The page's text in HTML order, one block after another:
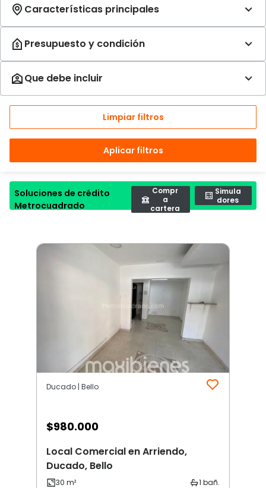
Limpiar filtros
Aplicar filtros
Soluciones de crédito
Metrocuadrado
Compr
a
cartera
Simula
dores
Ducado | Bello
$980.000
Local Comercial en Arriendo,
Ducado, Bello